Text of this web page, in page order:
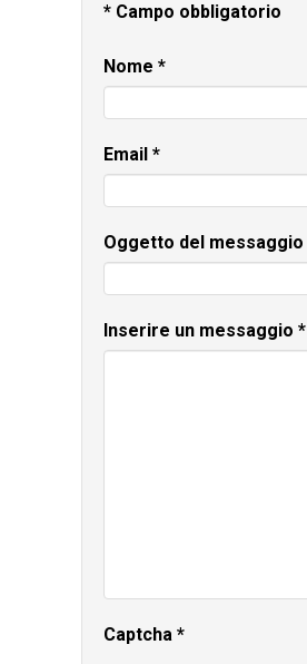
* Campo obbligatorio
Nome *
Email *
Oggetto del messaggio
Inserire un messaggio *
Captcha *